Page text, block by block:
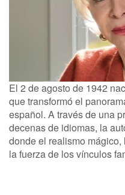
El 2 de agosto de 1942
que transformó el
español. A través de una
decenas de idiomas, la
donde el realismo
la fuerza de los vínculos